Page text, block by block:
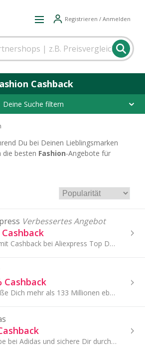
Registrieren / Anmelden
Cashback
Deine Suche filtern
Du bei Deinen Lieblingsmarken
die besten Fashion-Angebote für
Verbessertes Angebot
Cashback
Jetzt mit Cashback bei Aliexpress Top Deals sichern!
Cashback
Schließe Dich mehr als 133 Millionen ebay-Kunden weltweit auf einem der größten Online-Marktplätze der Welt an.
Shoppe bei Adidas und sichere Dir durch Cashback mit uns immer einen guten Deal!